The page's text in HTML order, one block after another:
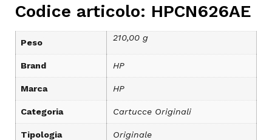
Codice articolo: HPCN626AE
Peso 210,00 g
Brand HP
Marca HP
Categoria Cartucce Originali
Tipologia Originale